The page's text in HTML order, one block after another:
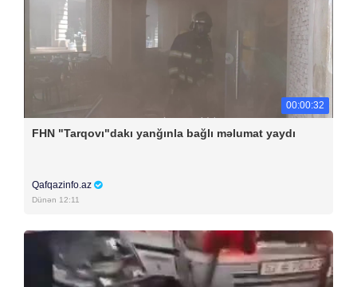
00:00:32
FHN "Tarqovı"dakı yanğınla bağlı məlumat yaydı
Qafqazinfo.az
Dünən 12:11